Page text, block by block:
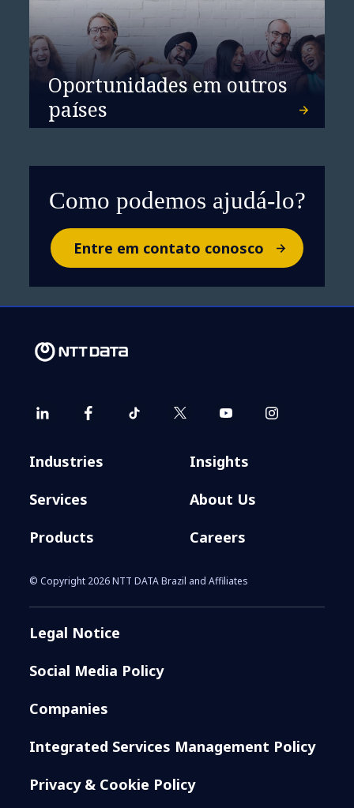
Oportunidades em outros
países
Como podemos ajudá-lo?
Entre em contato conosco
Industries
Services
Products
Insights
About Us
Careers
© Copyright 2026 NTT DATA Brazil and Affiliates
Legal Notice
Social Media Policy
Companies
Integrated Services Management Policy
Privacy & Cookie Policy